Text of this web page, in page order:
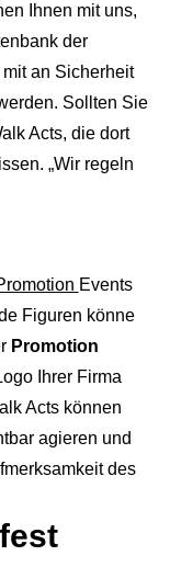
Ihnen mit uns,
der
an Sicherheit
Sollten Sie
Acts, die dort
„Wir regeln
Events
Figuren könne
Promotion
Ihrer Firma
Acts können
agieren und
des